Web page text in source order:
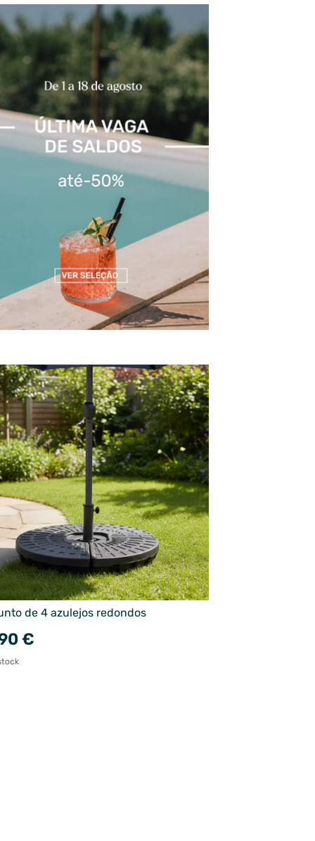
de 4 azulejos redondos
€